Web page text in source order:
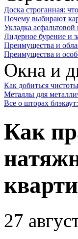
Доска строганная:
Почему выбирают
Укладка
Лидерное бурение и
Преимущества и
Преимущества и
Окна и
Как добиться
Металлы для
Все о шторах
Как
27